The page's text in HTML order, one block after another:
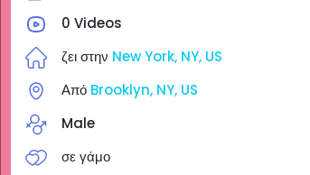
0 Videos
ζει στην New York, NY, US
Από Brooklyn, NY, US
Male
σε γάμο